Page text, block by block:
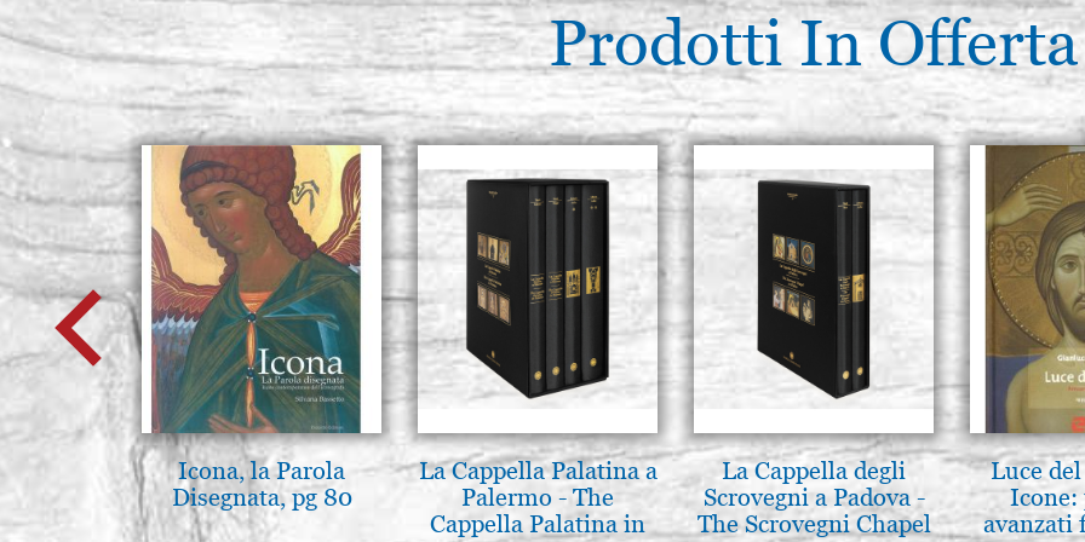
Prodotti In Offerta
Icona, la Parola
Disegnata, pg 80
La Cappella Palatina a
Palermo - The
Cappella Palatina in
La Cappella degli
Scrovegni a Padova -
The Scrovegni Chapel
Luce
Icone:
avanzati